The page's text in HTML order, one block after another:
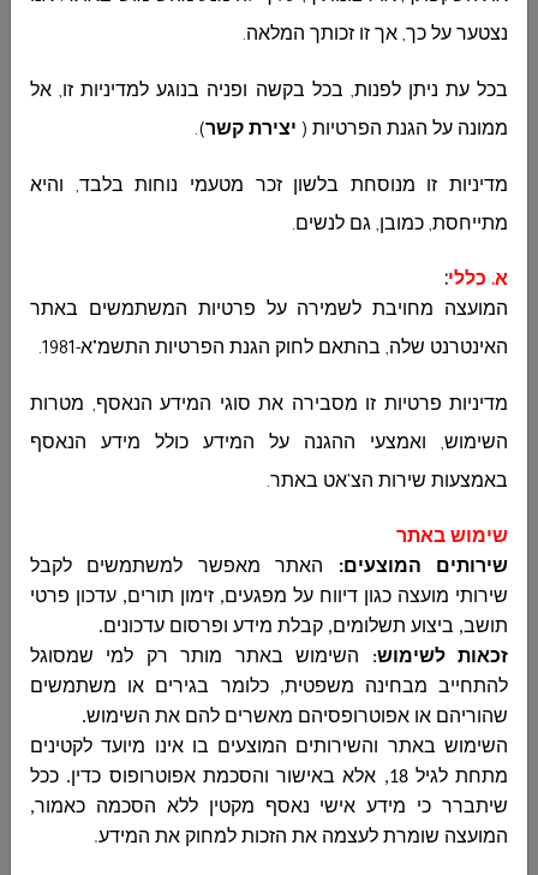
מכרז 10-2026 לביצוע עבודות קבלניות ריבוד
مجلس دير الاسد المحلي
מכרז 10-2026 לביצוע עבודות קבלניות ריבוד
מסגד אבו בקר...
הודעה על הארכת מועד הגשה מכרז מס 03-
مجلس دير الاسد المحلي
הודעה על הארכת מועד הגשה מכרז מס 03-2026
...
2026
مجلس دير الاسد المحلي
הארכת מועד הגשה ותשובות הבהרה למכרז 09-
2026...
מכרז פומבי 9-2026 לאספקת שירותי פיקוח צמוד
באתר מרכז טיפולים צרכים מיוחדים
مجلس دير الاسد المحلي
מכרז פומבי 9-2026 לאספקת שירותי פיקוח צמוד
נצטער על כך, אך זו זכותך המלאה.
בכל עת ניתן לפנות, בכל בקשה ופניה בנוגע למדיניות זו, אל
ממונה על הגנת הפרטיות ( יצירת קשר )
.
מדיניות זו מנוסחת בלשון זכר מטעמי נוחות בלבד, והיא
מתייחסת, כמובן, גם לנשים.
א. כללי:
המועצה מחויבת לשמירה על פרטיות המשתמשים באתר
האינטרנט שלה, בהתאם לחוק הגנת הפרטיות התשמ"א-1981
.
מדיניות פרטיות זו מסבירה את סוגי המידע הנאסף, מטרות
השימוש, ואמצעי ההגנה על המידע כולל מידע הנאסף
באמצעות שירות הצ'אט באתר .
שימוש באתר
שירותים המוצעים: האתר מאפשר למשתמשים לקבל
שירותי מועצה כגון דיווח על מפגעים, זימון תורים, עדכון פרטי
תושב, ביצוע תשלומים, קבלת מידע ופרסום עדכונים.
זכאות לשימוש: השימוש באתר מותר רק למי שמסוגל
להתחייב מבחינה משפטית, כלומר בגירים או משתמשים
שהוריהם או אפוטרופסיהם מאשרים להם את השימוש.
השימוש באתר והשירותים המוצעים בו אינו מיועד לקטינים
מתחת לגיל 18, אלא באישור והסכמת אפוטרופוס כדין. ככל
שיתברר כי מידע אישי נאסף מקטין ללא הסכמה כאמור,
המועצה שומרת לעצמה את הזכות למחוק את המידע.